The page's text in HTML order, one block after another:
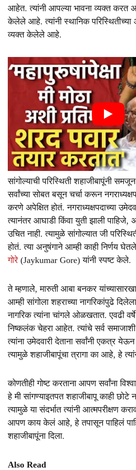
आहेत. त्यांनी आपल्या भावना व्यक्त करत
केलेले आहे. त्यांनी स्थानिक
व्यक्त केलेले आहे.
सांगोल्याची परिस्थिती शहाजीबापूंनी
सर्वांच्या सोबत बसून चर्चा करून
करणे अपेक्षित होतं. नगराध्यक्षपदाच्या
त्यानंतर आघाडी किंवा युती झाली पाहिजे,
उचित नाही. त्यामुळे सांगोल्यात जी
होतं. त्या अनुषंगाने आम्ही काही निर्णय
गोरे (Jaykumar Gore) यांनी स्पष्ट केले.
ते म्हणाले, मारुती आबा बनकर
आम्ही सांगोला शहराच्या नागरिकांपुढे
नागरिक त्यांना चांगले ओळखतात. एवढी
निष्कलंक चेहरा आहेत. त्यांचे सर्व
त्यांना उमेदवारी देताना सर्वांनी एकत्र
त्यामुळे शहाजीबापूंचा त्रागा का आहे, हे
कोणतीही गोष्ट करताना आपण सर्वांना
हे मी सांगण्याइतपत शहाजीबापू काही
त्यामुळे या संदर्भात त्यांनी आत्मपरीक्षण
आपण काय केलं आहे, हे तपासून पाहिलं
शहाजीबापूंना दिला.
Also Read